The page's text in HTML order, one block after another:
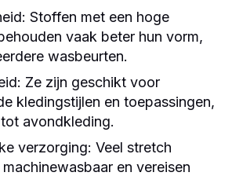
Stoffen met een hoge
vaak beter hun vorm,
wasbeurten.
Ze zijn geschikt voor
kledingstijlen en toepassingen,
avondkleding.
verzorging: Veel stretch
en vereisen